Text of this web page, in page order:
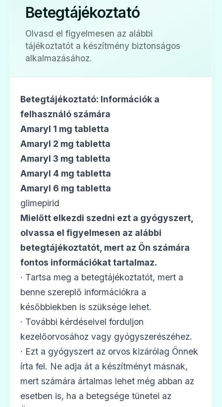
Dialosa 6 mg tabletta
Ár: —
🧬
Diamitus 3 mg tabletta
Ár: —
ADATLAP
🧬
Ár: —
ADATLAP
🧬
Glempid 1 mg tabletta
Betegtájékoztató
Olvasd el figyelmesen az alábbi
tájékoztatót a készítmény biztonságos
alkalmazásához.
Betegtájékoztató: Információk a
felhasználó számára
Amaryl 1 mg tabletta
Amaryl 2 mg tabletta
Amaryl 3 mg tabletta
Amaryl 4 mg tabletta
Amaryl 6 mg tabletta
glimepirid
Mielőtt elkezdi szedni ezt a gyógyszert,
olvassa el figyelmesen az alábbi
betegtájékoztatót, mert az Ön számára
fontos információkat tartalmaz.
· Tartsa meg a betegtájékoztatót, mert a
benne szereplő információkra a
későbbiekben is szüksége lehet.
· További kérdéseivel forduljon
kezelőorvosához vagy gyógyszerészéhez.
· Ezt a gyógyszert az orvos kizárólag Önnek
írta fel. Ne adja át a készítményt másnak,
mert számára ártalmas lehet még abban az
esetben is, ha a betegsége tünetei az